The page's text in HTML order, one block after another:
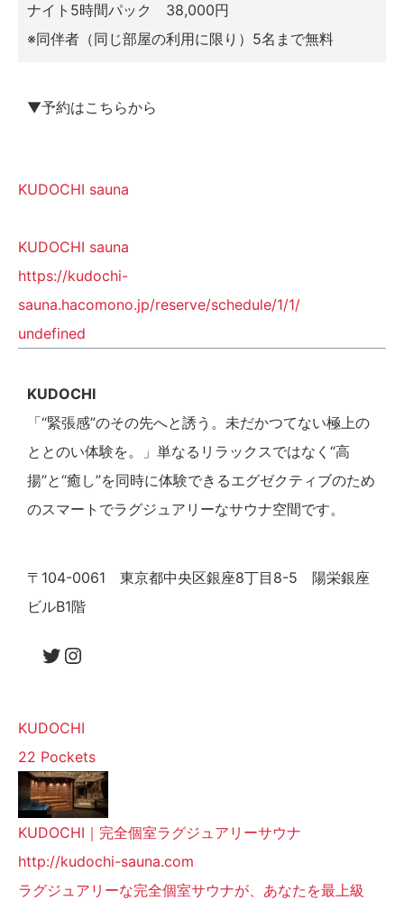
ナイト5時間パック 38,000円
※同伴者（同じ部屋の利用に限り）5名まで無料
▼予約はこちらから
KUDOCHI sauna
KUDOCHI sauna
https://kudochi-
sauna.hacomono.jp/reserve/schedule/1/1/
undefined
KUDOCHI
「“緊張感”のその先へと誘う。未だかつてない極上の
ととのい体験を。」単なるリラックスではなく“高
揚”と“癒し”を同時に体験できるエグゼクティブのため
のスマートでラグジュアリーなサウナ空間です。
〒104-0061 東京都中央区銀座8丁目8-5 陽栄銀座
ビルB1階
KUDOCHI
22 Pockets
KUDOCHI｜完全個室ラグジュアリーサウナ
http://kudochi-sauna.com
ラグジュアリーな完全個室サウナが、あなたを最上級